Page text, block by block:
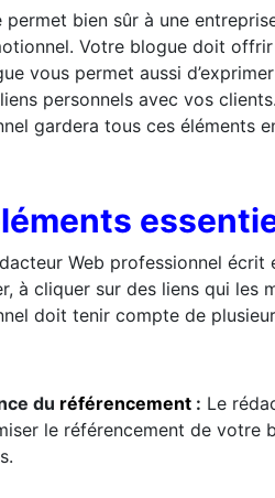
permet bien sûr à une
Votre blogue doit offrir
vous permet aussi
personnels avec vos
gardera tous ces éléments
Web professionnel écrit
à cliquer sur des liens qui les
doit tenir compte de
du référencement : Le
le référencement de votre